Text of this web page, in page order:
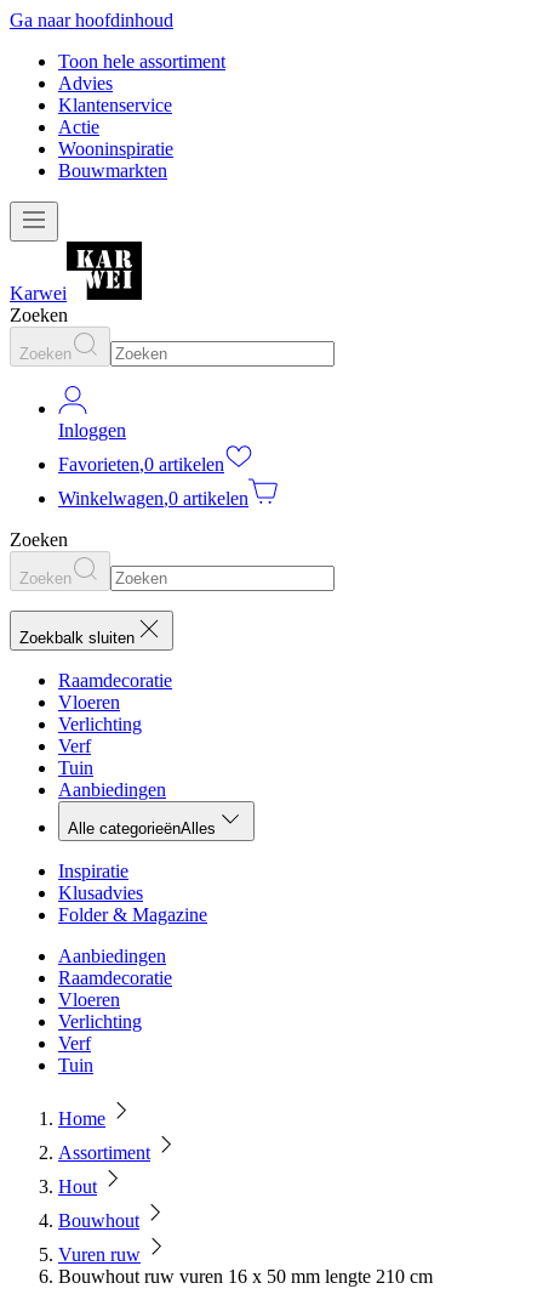
Ga naar hoofdinhoud
Toon hele assortiment
Advies
Klantenservice
Actie
Wooninspiratie
Bouwmarkten
Karwei
Zoeken
Zoeken
Inloggen
Favorieten,0 artikelen
Winkelwagen,0 artikelen
Zoeken
Zoeken
Zoekbalk sluiten
Raamdecoratie
Vloeren
Verlichting
Verf
Tuin
Aanbiedingen
Alle categorieënAlles
Inspiratie
Klusadvies
Folder & Magazine
Aanbiedingen
Raamdecoratie
Vloeren
Verlichting
Verf
Tuin
Home
Assortiment
Hout
Bouwhout
Vuren ruw
Bouwhout ruw vuren 16 x 50 mm lengte 210 cm